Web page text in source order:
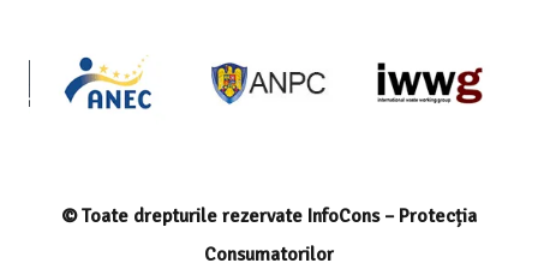
© Toate drepturile rezervate InfoCons – Protecția
Consumatorilor